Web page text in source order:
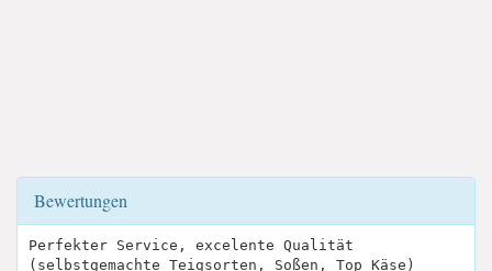
Bewertungen
Perfekter Service, excelente Qualität
(selbstgemachte Teigsorten, Soßen, Top Käse)